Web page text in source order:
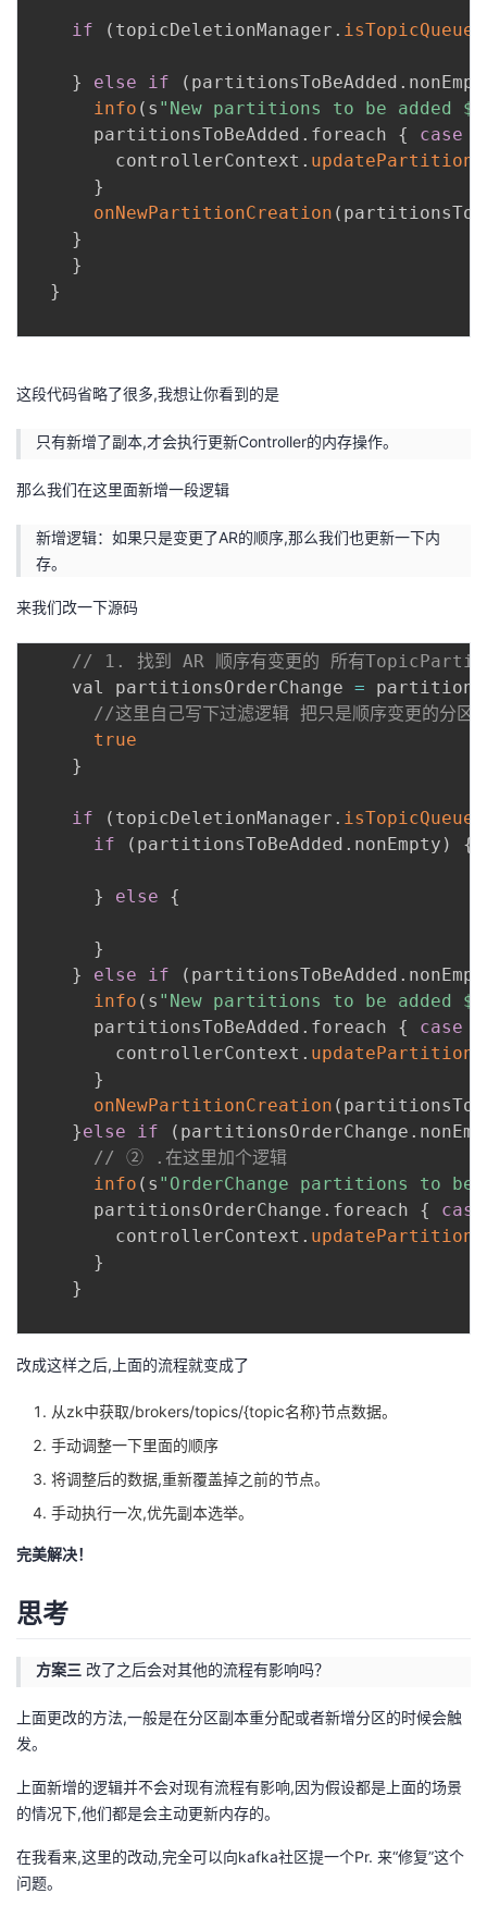
if ( topicDeletionManager .
} else if ( partitionsToBeAdded .
info ( s "New partitions to be added
      partitionsToBeAdded
. foreach { case
        controllerContext
.
}
onNewPartitionCreation (
}
}
}
这段代码省略了很多,我想让你看到的是
只有新增了副本,才会执行更新Controller的内存操作。
那么我们在这里面新增一段逻辑
新增逻辑：如果只是变更了AR的顺序,那么我们也更新一下内
存。
来我们改一下源码
// 1. 找到 AR 顺序有变更的 所有
    val partitionsOrderChange
=
//这里自己写下过滤逻辑 把只是顺序变更的分区
true
}
if ( topicDeletionManager .
if
( partitionsToBeAdded . nonEmpty ) {
} else {
}
}
else if ( partitionsToBeAdded .
info ( s "New partitions to be added
      partitionsToBeAdded
. foreach { case
        controllerContext
.
}
onNewPartitionCreation (
}else if ( partitionsOrderChange .
// ② .在这里加个逻辑
info ( s "OrderChange partitions to be
      partitionsOrderChange
. foreach {
case
        controllerContext
.
}
}
改成这样之后,上面的流程就变成了
从zk中获取/brokers/topics/{topic名称}节点数据。
手动调整一下里面的顺序
将调整后的数据,重新覆盖掉之前的节点。
手动执行一次,优先副本选举。
完美解决！
思考
方案三 改了之后会对其他的流程有影响吗？
上面更改的方法,一般是在分区副本重分配或者新增分区的时候会触
发。
上面新增的逻辑并不会对现有流程有影响,因为假设都是上面的场景
的情况下,他们都是会主动更新内存的。
在我看来,这里的改动,完全可以向kafka社区提一个Pr. 来“修复”这个
问题。